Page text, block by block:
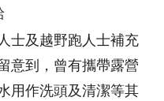
士及越野跑人士補充
意到，曾有攜帶露營
用作洗頭及清潔等其